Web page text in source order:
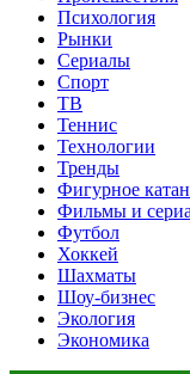
Психология
Рынки
Сериалы
Спорт
ТВ
Теннис
Технологии
Тренды
Фигурное
Фильмы и
Футбол
Хоккей
Шахматы
Шоу-бизнес
Экология
Экономика